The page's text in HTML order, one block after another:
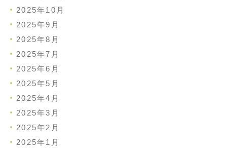
2025年10月
2025年9月
2025年8月
2025年7月
2025年6月
2025年5月
2025年4月
2025年3月
2025年2月
2025年1月